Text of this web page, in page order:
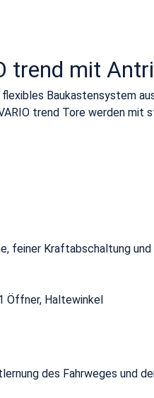
trend mit
Baukastensystem
trend Tore werden mit
feiner Kraftabschaltung und
Öffner, Haltewinkel
des Fahrweges und